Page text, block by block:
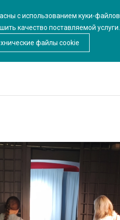
с использованием куки-файлов.
качество поставляемой услуги.
файлы cookie